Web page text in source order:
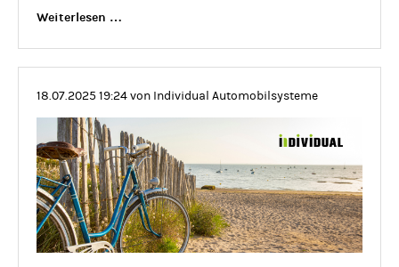
Weiterlesen …
Station/Fahrer*innen
18.07.2025 19:24von Individual Automobilsysteme